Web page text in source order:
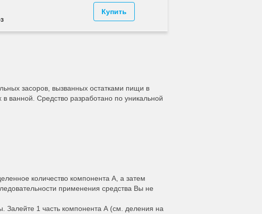
Купить
засоров, вызванных остатками пищи в
ванной. Средство разработано по уникальной
количество компонента А, а затем
применения средства Вы не
Залейте 1 часть компонента А (см. деления на